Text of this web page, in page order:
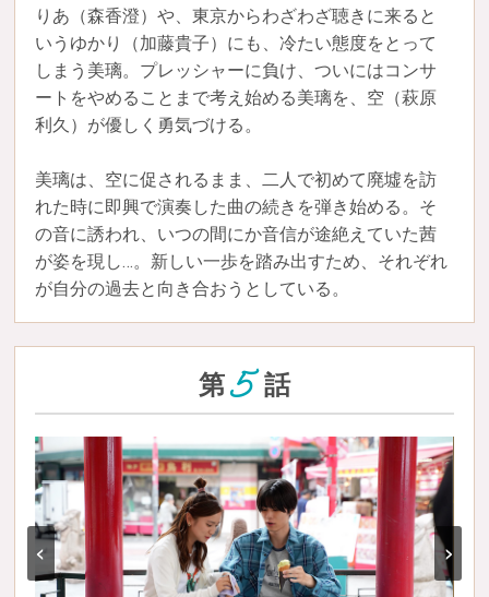
りあ（森香澄）や、東京からわざわざ聴きに来ると
いうゆかり（加藤貴子）にも、冷たい態度をとって
しまう美璃。プレッシャーに負け、ついにはコンサ
ートをやめることまで考え始める美璃を、空（萩原
利久）が優しく勇気づける。
美璃は、空に促されるまま、二人で初めて廃墟を訪
れた時に即興で演奏した曲の続きを弾き始める。そ
の音に誘われ、いつの間にか音信が途絶えていた茜
が姿を現し…。新しい一歩を踏み出すため、それぞれ
が自分の過去と向き合おうとしている。
第5 話
‹ ›